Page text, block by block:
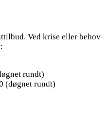
Ved krise eller behov
rundt)
(døgnet rundt)